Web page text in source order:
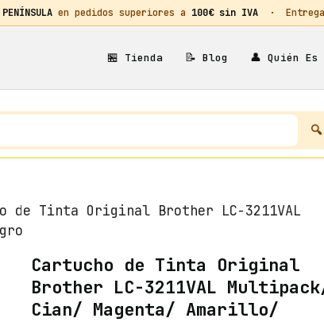
en pedidos superiores a 100€ sin IVA · Entrega
🏪 Tienda 📝 Blog 👤 Quién Es
de Tinta Original Brother LC-3211VAL
Cartucho de Tinta Original
Brother LC-3211VAL
Cian/ Magenta/ Amarillo/